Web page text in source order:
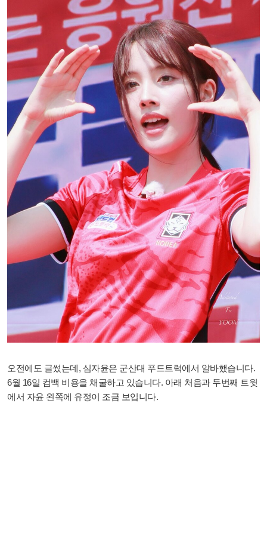
오전에도 글썼는데, 심자윤은 군산대 푸드트럭에서 알바했습니다.
6월 16일 컴백 비용을 채굴하고 있습니다. 아래 처음과 두번째 트윗
에서 자윤 왼쪽에 유정이 조금 보입니다.